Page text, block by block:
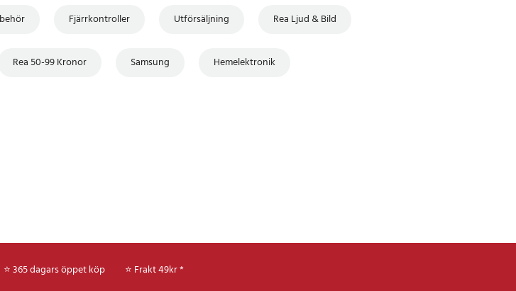
Fjärrkontroller Utförsäljning Rea Ljud & Bild
Rea 50-99 Kronor Samsung Hemelektronik
⭐ 365 dagars öppet köp ⭐ Frakt 49kr *